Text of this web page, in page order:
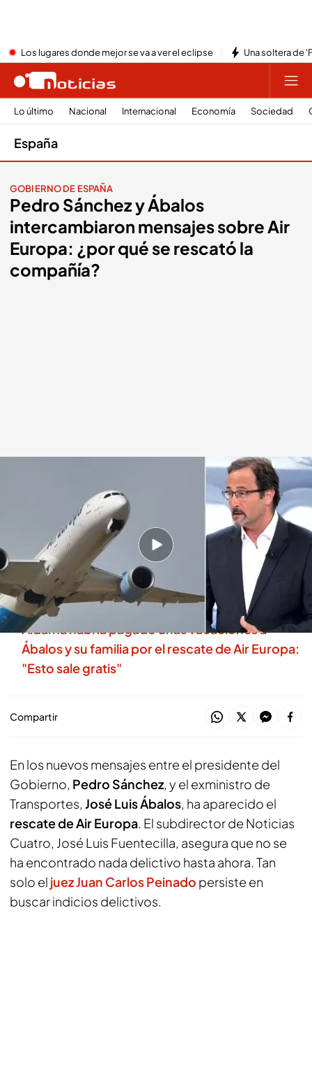
Los lugares donde mejor se va a ver el eclipse Una soltera de
Lo último Nacional Internacional Economía Sociedad
España
GOBIERNO DE ESPAÑA
Pedro Sánchez y Ábalos
intercambiaron mensajes sobre Air
Europa: ¿por qué se rescató la
compañía?
Noticias Cuatro
Redacción digital Noticias Cuatro
14 MAY 2025 - 14:47h.
El préstamo de la SEPI todavía no se ha
devuelto y tienen de tiempo hasta finales de
2026
Aldama habría pagado unas vacaciones a
Ábalos y su familia por el rescate de Air Europa:
"Esto sale gratis"
Compartir
En los nuevos mensajes entre el presidente del
Gobierno, Pedro Sánchez, y el exministro de
Transportes, José Luis Ábalos, ha aparecido el
rescate de Air Europa. El subdirector de Noticias
Cuatro, José Luis Fuentecilla, asegura que no se
ha encontrado nada delictivo hasta ahora. Tan
solo el juez Juan Carlos Peinado persiste en
buscar indicios delictivos.